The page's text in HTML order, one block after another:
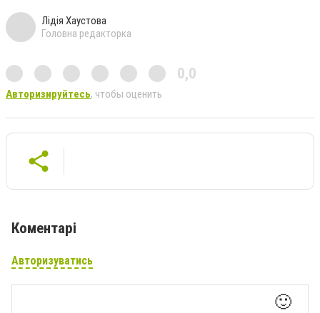
Лідія Хаустова
Головна редакторка
0,0
Авторизируйтесь, чтобы оценить
Коментарі
Авторизуватись
🙂